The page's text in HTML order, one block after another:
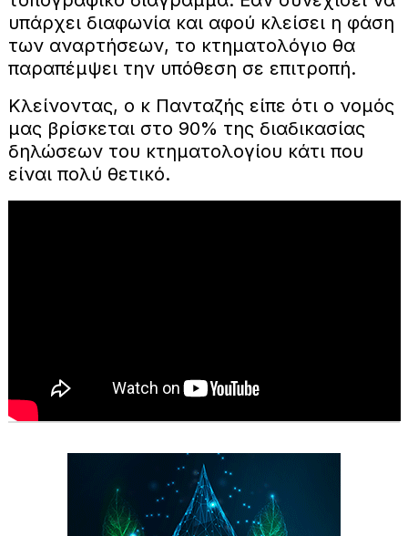
υπάρχει διαφωνία και αφού κλείσει η φάση
των αναρτήσεων, το κτηματολόγιο θα
παραπέμψει την υπόθεση σε επιτροπή.
Κλείνοντας, ο κ Πανταζής είπε ότι ο νομός
μας βρίσκεται στο 90% της διαδικασίας
δηλώσεων του κτηματολογίου κάτι που
είναι πολύ θετικό.